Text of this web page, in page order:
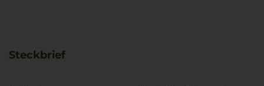
Steckbrief